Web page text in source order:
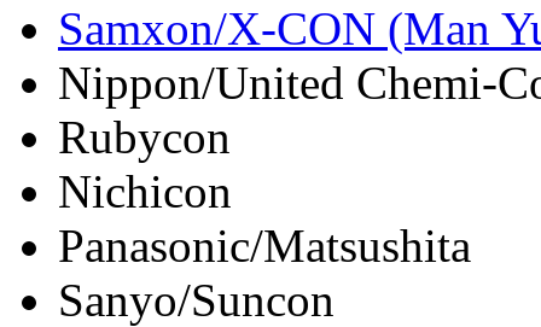
Samxon/X-CON (Man
Nippon/United Chemi-
Rubycon
Nichicon
Panasonic/Matsushita
Sanyo/Suncon